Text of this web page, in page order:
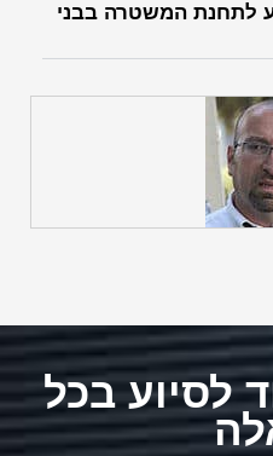
לתחנת המשטרה בבני
לסיוע בכל